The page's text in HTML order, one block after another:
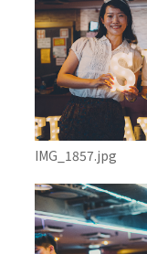
IMG_1857.jpg